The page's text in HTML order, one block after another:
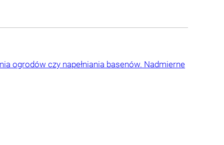
ogrodów czy napełniania basenów. Nadmierne